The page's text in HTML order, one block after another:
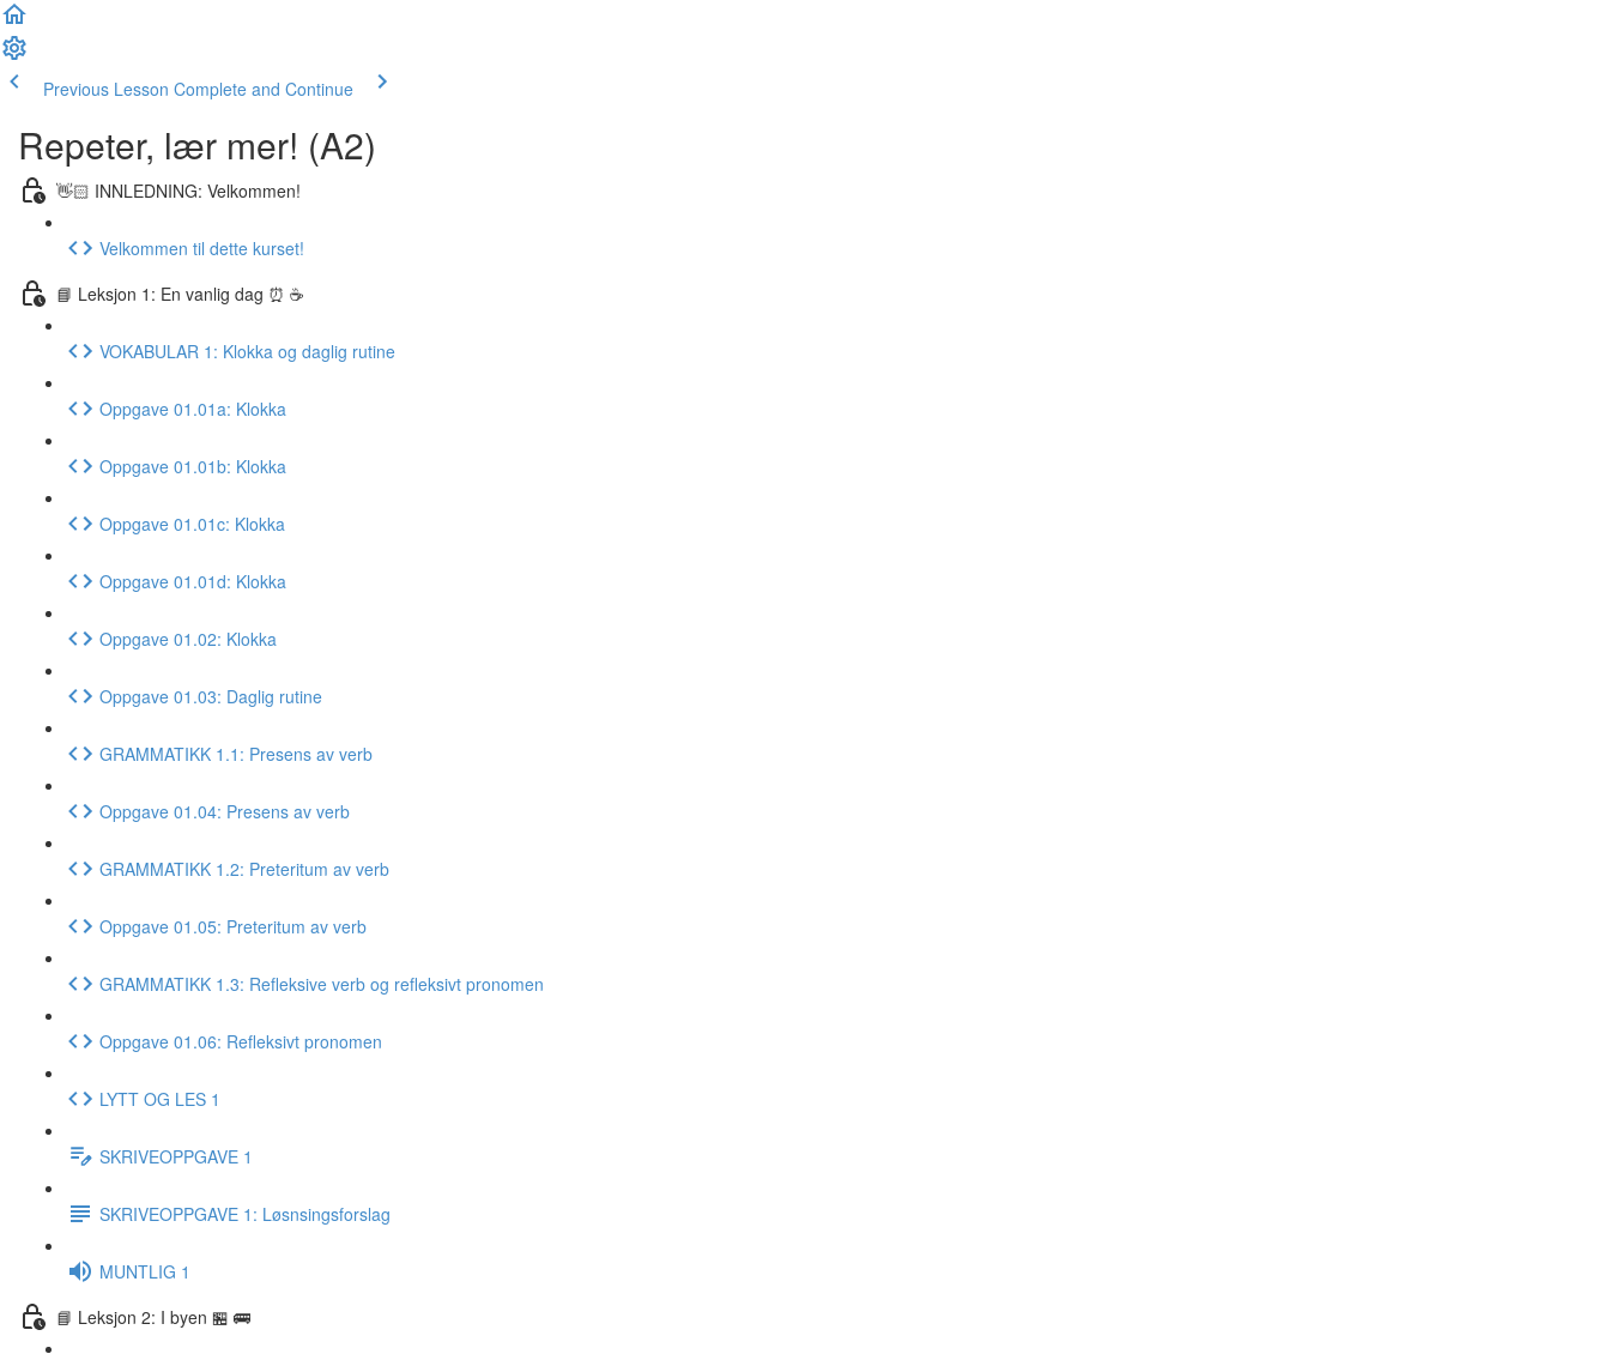
Previous Lesson Complete and Continue
Repeter, lær mer! (A2)
👋🏻 INNLEDNING: Velkommen!
Velkommen til dette kurset!
📘 Leksjon 1: En vanlig dag ⏰ ☕️
VOKABULAR 1: Klokka og daglig rutine
Oppgave 01.01a: Klokka
Oppgave 01.01b: Klokka
Oppgave 01.01c: Klokka
Oppgave 01.01d: Klokka
Oppgave 01.02: Klokka
Oppgave 01.03: Daglig rutine
GRAMMATIKK 1.1: Presens av verb
Oppgave 01.04: Presens av verb
GRAMMATIKK 1.2: Preteritum av verb
Oppgave 01.05: Preteritum av verb
GRAMMATIKK 1.3: Refleksive verb og refleksivt pronomen
Oppgave 01.06: Refleksivt pronomen
LYTT OG LES 1
SKRIVEOPPGAVE 1
SKRIVEOPPGAVE 1: Løsnsingsforslag
MUNTLIG 1
📘 Leksjon 2: I byen 🏪 🚌